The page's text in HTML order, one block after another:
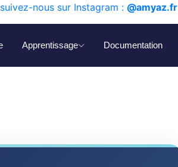
nous sur Instagram : @amyaz.fr
Apprentissage Documentation